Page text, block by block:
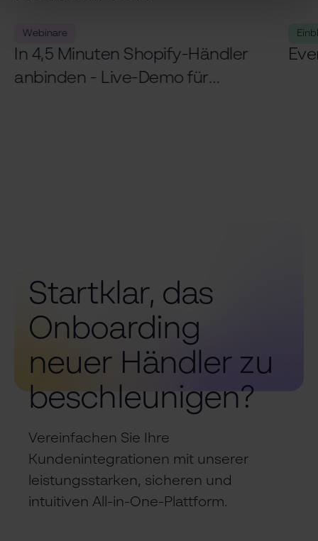
Webinare
In 4,5 Minuten Shopify-Händler
anbinden - Live-Demo für
Startklar, das
Onboarding
neuer Händler zu
beschleunigen?
Vereinfachen Sie Ihre
Kundenintegrationen mit unserer
leistungsstarken, sicheren und
intuitiven All-in-One-Plattform.